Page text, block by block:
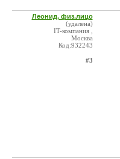
Леонид, физ.лицо
(удалена)
IT-компания ,
Москва
Код:932243
#3